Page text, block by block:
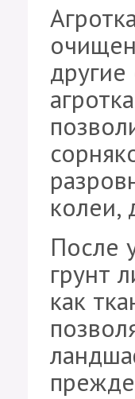
другие
колеи,
После
грунт
как